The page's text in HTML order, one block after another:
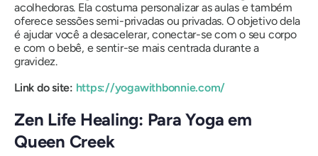
acolhedoras. Ela costuma personalizar as aulas e também
oferece sessões semi-privadas ou privadas. O objetivo dela
é ajudar você a desacelerar, conectar-se com o seu corpo
e com o bebê, e sentir-se mais centrada durante a
gravidez.
Link do site: https://yogawithbonnie.com/
Zen Life Healing: Para Yoga em
Queen Creek